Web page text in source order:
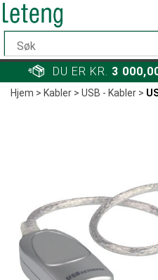
DU ER KR. 3
Hjem>Kabler>USB - Kabler>